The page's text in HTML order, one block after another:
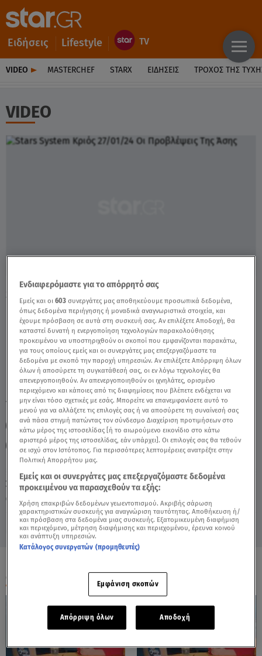
Ειδήσεις Lifestyle
VIDEO MASTERCHEF STARX ΕΙΔΉΣΕΙΣ ΤΡΟΧΌΣ ΤΗΣ
VIDEO
Σάββατο 8 Αυγούστου 2026
27.01.24, 14:00 ΖΩΔΙΑ
Stars System Κριός 27/01/24 Οι
Προβλέψεις Της Άσης - Video
TAGS: ΚΡΙΟΣ ΖΩΔΙΑ ΖΩΔΙΑ ΑΣΗ ΜΠΗΛΙΟΥ
ΑΣΤΡΟΛΟΓΙΚΕΣ ΠΡΟΒΛΕΨΕΙΣ
STARS SYSTEM 27/01/24
STARS SYSTEM
ΑΣΗ ΜΠΗΛΙΟΥ
ΟΛΑ ΤΑ ΒΙΝΤΕΟ
Ενδιαφερόμαστε για το απόρρητό σας
Εμείς και οι603 συνεργάτες μας αποθηκεύουμε προσωπικά δεδομένα,
όπως δεδομένα περιήγησης ή μοναδικά αναγνωριστικά στοιχεία, και
έχουμε πρόσβαση σε αυτά στη συσκευή σας. Αν επιλέξετε Αποδοχή, θα
καταστεί δυνατή η ενεργοποίηση τεχνολογιών παρακολούθησης
προκειμένου να υποστηριχθούν οι σκοποί που εμφανίζονται παρακάτω,
για τους οποίους εμείς και οι συνεργάτες μας επεξεργαζόμαστε τα
δεδομένα με σκοπό την παροχή υπηρεσιών. Αν επιλέξετε Απόρριψη όλων
όλων ή αποσύρετε τη συγκατάθεσή σας, οι εν λόγω τεχνολογίες θα
απενεργοποιηθούν. Αν απενεργοποιηθούν οι ιχνηλάτες, ορισμένο
περιεχόμενο και κάποιες από τις διαφημίσεις που βλέπετε ενδέχεται να
μην είναι τόσο σχετικές με εσάς. Μπορείτε να επανεμφανίσετε αυτό το
μενού για να αλλάξετε τις επιλογές σας ή να αποσύρετε τη συναίνεσή σας
ανά πάσα στιγμή πατώντας τον σύνδεσμο Διαχείριση προτιμήσεων στο
κάτω μέρος της ιστοσελίδας [ή το αιωρούμενο εικονίδιο στο κάτω
αριστερό μέρος της ιστοσελίδας, εάν υπάρχει]. Οι επιλογές σας θα τεθούν
σε ισχύ στον Ιστότοπος. Για περισσότερες λεπτομέρειες ανατρέξτε στην
Πολιτική Απορρήτου μας.
Εμείς και οι συνεργάτες μας επεξεργαζόμαστε δεδομένα
προκειμένου να παρασχεθούν τα εξής:
Χρήση επακριβών δεδομένων γεωεντοπισμού. Ακριβής σάρωση
χαρακτηριστικών συσκευής για αναγνώριση ταυτότητας. Αποθήκευση ή/
και πρόσβαση στα δεδομένα μιας συσκευής. Εξατομικευμένη διαφήμιση
και περιεχόμενο, μέτρηση διαφήμισης και περιεχομένου, έρευνα κοινού
και ανάπτυξη υπηρεσιών.
Κατάλογος συνεργατών (προμηθευτές)
Εμφάνιση σκοπών
Απόρριψη όλων Αποδοχή